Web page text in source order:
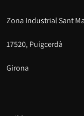
Zona Industrial Sant
17520, Puigcerdà
Girona